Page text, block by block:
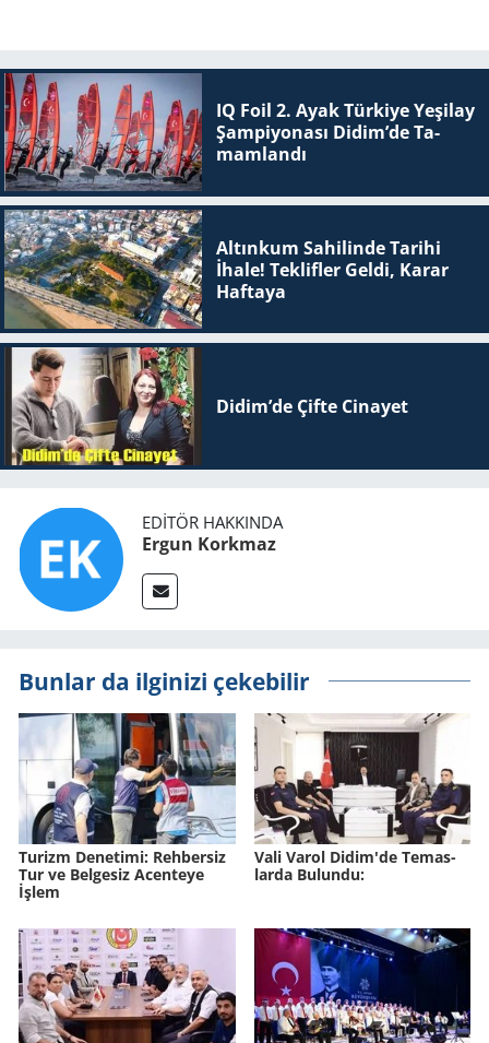
IQ Foil 2. Ayak Tür­ki­ye Ye­şi­lay
Şam­pi­yo­na­sı Didim’de Ta­
mam­lan­dı
Altınkum Sahilinde Tarihi
İhale! Teklifler Geldi, Karar
Haftaya
Didim’de Çifte Ci­na­yet
EDITÖR HAKKINDA
Ergun Korkmaz
Bunlar da ilginizi çekebilir
Tu­rizm De­ne­ti­mi: Reh­ber­siz
Tur ve Bel­ge­siz Acen­te­ye
İşlem
Vali Varol Didim'de Te­mas­
lar­da Bu­lun­du: